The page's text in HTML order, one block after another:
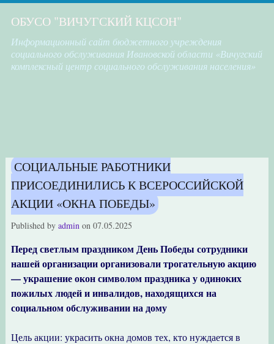
ОБУСО "ВИЧУГСКИЙ КЦСОН"
Информационный сайт бюджетного учреждения
социального обслуживания Ивановской области «Вичугский
комплексный центр социального обслуживания населения»
СОЦИАЛЬНЫЕ РАБОТНИКИ
ПРИСОЕДИНИЛИСЬ К ВСЕРОССИЙСКОЙ
АКЦИИ «ОКНА ПОБЕДЫ»
Published by adminon 07.05.2025
Перед светлым праздником День Победы сотрудники
нашей организации организовали трогательную акцию
— украшение окон символом праздника у одиноких
пожилых людей и инвалидов, находящихся на
социальном обслуживании на дому
Цель акции: украсить окна домов тех, кто нуждается в